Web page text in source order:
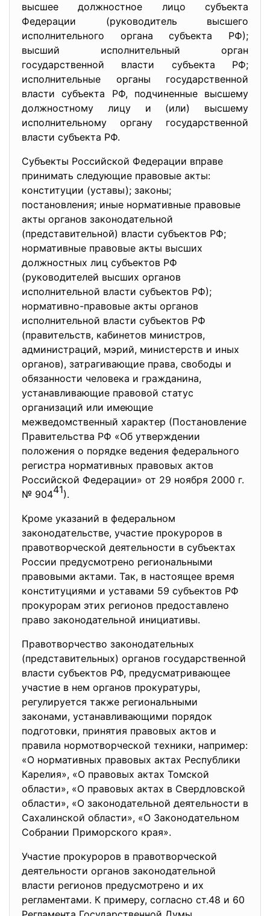
высшее должностное лицо субъекта
Федерации (руководитель высшего
исполнительного органа субъекта РФ);
высший исполнительный орган
государственной власти субъекта РФ;
исполнительные органы государственной
власти субъекта РФ, подчиненные высшему
должностному лицу и (или) высшему
исполнительному органу государственной
власти субъекта РФ.
Субъекты Российской Федерации вправе
принимать следующие правовые акты:
конституции (уставы); законы;
постановления; иные нормативные правовые
акты органов законодательной
(представительной) власти субъектов РФ;
нормативные правовые акты высших
должностных лиц субъектов РФ
(руководителей высших органов
исполнительной власти субъектов РФ);
нормативно-правовые акты органов
исполнительной власти субъектов РФ
(правительств, кабинетов министров,
администраций, мэрий, министерств и иных
органов), затрагивающие права, свободы и
обязанности человека и гражданина,
устанавливающие правовой статус
организаций или имеющие
межведомственный характер (Постановление
Правительства РФ «Об утверждении
положения о порядке ведения федерального
регистра нормативных правовых актов
Российской Федерации» от 29 ноября 2000 г.
№ 90441).
Кроме указаний в федеральном
законодательстве, участие прокуроров в
правотворческой деятельности в субъектах
России предусмотрено региональными
правовыми актами. Так, в настоящее время
конституциями и уставами 59 субъектов РФ
прокурорам этих регионов предоставлено
право законодательной инициативы.
Правотворчество законодательных
(представительных) органов государственной
власти субъектов РФ, предусматривающее
участие в нем органов прокуратуры,
регулируется также региональными
законами, устанавливающими порядок
подготовки, принятия правовых актов и
правила нормотворческой техники, например:
«О нормативных правовых актах Республики
Карелия», «О правовых актах Томской
области», «О правовых актах в Свердловской
области», «О законодательной деятельности в
Сахалинской области», «О Законодательном
Собрании Приморского края».
Участие прокуроров в правотворческой
деятельности органов законодательной
власти регионов предусмотрено и их
регламентами. К примеру, согласно ст.48 и 60